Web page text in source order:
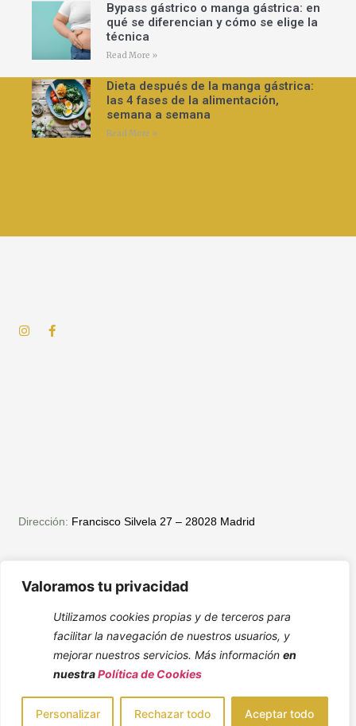
Valoramos tu privacidad
Utilizamos cookies propias y de terceros para
facilitar la navegación de nuestros usuarios, y
mejorar nuestros servicios. Más información en
nuestraPolítica de Cookies
Personalizar Rechazar todo Aceptar todo
Bypass gástrico o manga gástrica: en
qué se diferencian y cómo se elige la
técnica
Read More »
Dieta después de la manga gástrica:
las 4 fases de la alimentación,
semana a semana
Read More »
Tlf: 919 60 11 60
Dirección: Francisco Silvela 27 – 28028 Madrid